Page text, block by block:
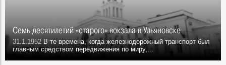
Семь десятилетий «старого» вокзала в Ульяновске
31.1.1952 В те времена, когда железнодорожный транспорт был
главным средством передвижения по миру,...